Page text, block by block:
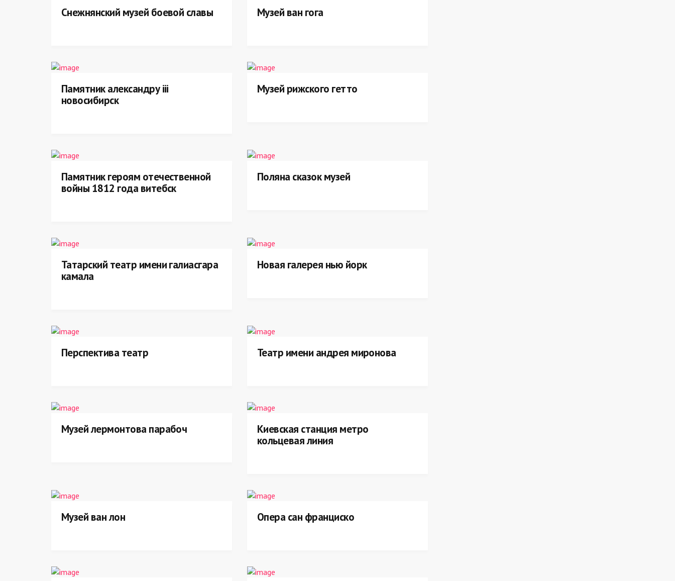
Снежнянский музей боевой славы Музей ван гога
Памятник александру iii
новосибирск
Музей рижского гетто
Памятник героям отечественной
войны 1812 года витебск
Поляна сказок музей
Татарский театр имени галиасгара
камала
Новая галерея нью йорк
Перспектива театр Театр имени андрея миронова
Музей лермонтова парабоч
Киевская станция метро
кольцевая линия
Музей ван лон Опера сан франциско